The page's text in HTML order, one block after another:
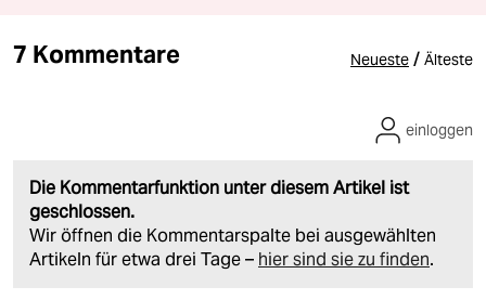
7 Kommentare Neueste / Älteste
Die Kommentarfunktion unter diesem Artikel ist
geschlossen.
Wir öffnen die Kommentarspalte bei ausgewählten
Artikeln für etwa drei Tage – hier sind sie zu finden.
einloggen